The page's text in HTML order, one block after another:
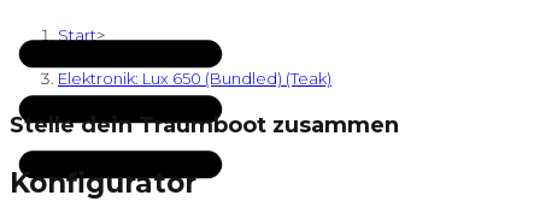
Start>
Elektronik: Lux 650 (Bundled) (Teak)
Stelle dein Traumboot zusammen
Konfigurator